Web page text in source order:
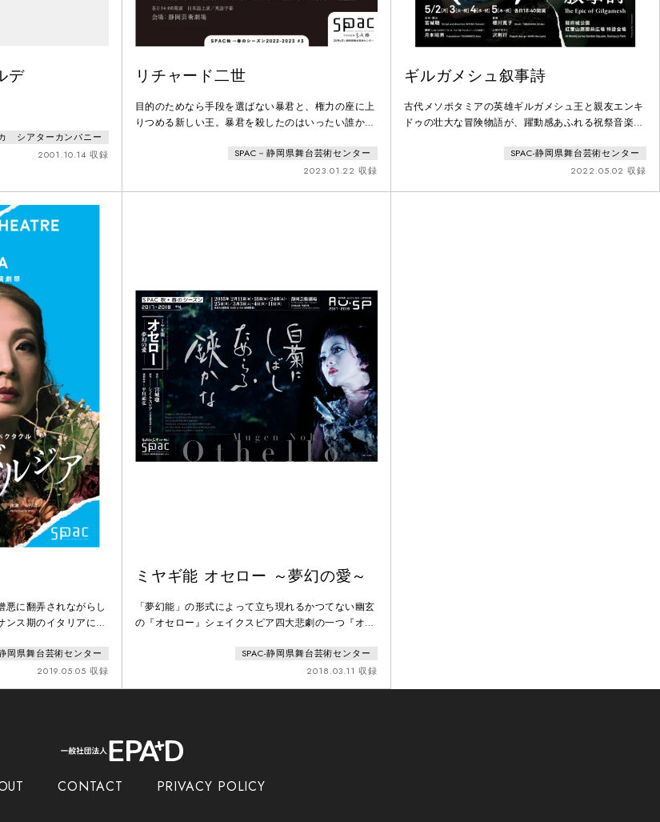
デ
シアターカンパニー
2001.10.14 収録
リチャード二世
目的のためなら手段を選ばない暴君と、権力の座に上
りつめる新しい王。暴君を殺したのはいったい誰か
まったイングランド王リチャード二世の物語が、虚
言・疫病・戦争に今なお翻弄され続ける現代を照らし
SPAC－静岡県舞台芸術センター
2023.01.22 収録
ギルガメシュ叙事詩
古代メソポタミアの英雄ギルガメシュ王と親友エンキ
ドゥの壮大な冒険物語が、躍動感あふれる祝祭音楽劇
森の守り手フンババが駿府城公園に現れる！フランス
国立ケ・ブランリー美術館からの委嘱を受け、宮城聰
SPAC-静岡県舞台芸術センター
2022.05.02 収録
悪に翻弄されながらし
ス期のイタリアに実
殺めることも厭わない
想う母の情愛が見え隠
レツィアの物語を、
岡県舞台芸術センター
2019.05.05 収録
ミヤギ能 オセロー ～夢幻の愛～
「夢幻能」の形式によって立ち現れるかつてない幽玄
の『オセロー』シェイクスピア四大悲劇の一つ『オセ
ら猜疑と嫉妬に狂った末、最愛の妻を手にかける――
舞台はもちろん映画化もされるなど、今も世界中で上
演され続けているこの傑作悲劇を、宮城聰は「夢幻
SPAC-静岡県舞台芸術センター
2018.03.11 収録
CONTACT PRIVACY POLICY